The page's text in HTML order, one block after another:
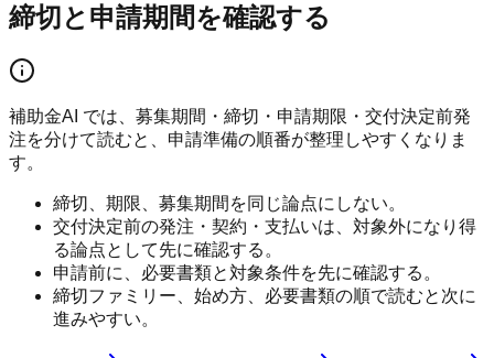
締切と申請期間を確認する
補助金AI では、募集期間・締切・申請期限・交付決定前発
注を分けて読むと、申請準備の順番が整理しやすくなりま
す。
締切、期限、募集期間を同じ論点にしない。
交付決定前の発注・契約・支払いは、対象外になり得
る論点として先に確認する。
申請前に、必要書類と対象条件を先に確認する。
締切ファミリー、始め方、必要書類の順で読むと次に
進みやすい。